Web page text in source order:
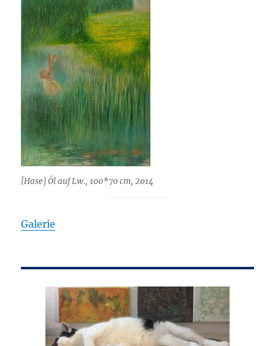
[Hase] Öl auf Lw., 100*70 cm, 2014
Galerie